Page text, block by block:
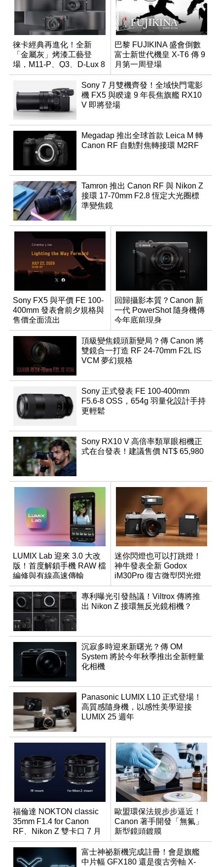
徠卡經典再進化！全新
「金屬灰」烤漆工藝登
場，M11-P、Q3、D-Lux 8
領銜換裝
巴黎 FUJIKINA 盛會倒數
富士新世代機皇 X-T6 傳 9
月第一周登場
Sony 7 月雙機齊發！全域快門電影
機 FX5 與睽違 9 年長焦旗艦 RX10
V 即將登場
Megadap 推出全球首款 Leica M 轉
Canon RF 自動對焦轉接環 M2RF
Tamron 推出 Canon RF 與 Nikon Z
接環 17-70mm F2.8 恆定大光圈標
準變焦鏡
Sony FX5 與平價 FE 100-
400mm 發表會前夕規格與
售價全面流出
回歸攝影本質？Canon 新
一代 PowerShot 隨身機傳
今年底前現身
頂級變焦鏡頭新變局？傳 Canon 將
雙鏡合一打造 RF 24-70mm F2L IS
VCM 夢幻規格
Sony 正式發表 FE 100-400mm
F5.6-8 OSS，654g 羽量化設計手持
更輕鬆
Sony RX10 V 高倍率類單眼相機正
式在台發表！建議售價 NT$ 65,980
LUMIX Lab 迎來 3.0 大改
版！首度解鎖手機 RAW 檔
編修與有線高速傳輸
迷你閃燈也可以打跳燈！
神牛發表全新 Godox
iM30Pro 復古微型閃光燈
專利曝光引發熱議！Viltrox 傳將推
出 Nikon Z 接環無反光鏡相機？
沉寂多時迎來新曙光？傳 OM
System 將於今年秋季推出全新輕量
化相機
Panasonic LUMIX L10 正式登場！
高質感隨身機，以感性美學迎接
LUMIX 25 週年
福倫達 NOKTON classic
35mm F1.4 for Canon
RF、Nikon Z 雙卡口 7 月
同步登台
歐盟環保法規步步逼近！
Canon 著手開發「無氟」
新型鏡頭鍍膜
富士神祕新機完成註冊！會是旗艦
中片幅 GFX180 還是復古旁軸 X-